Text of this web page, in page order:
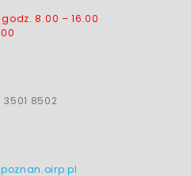
8.00 – 16.00
8502